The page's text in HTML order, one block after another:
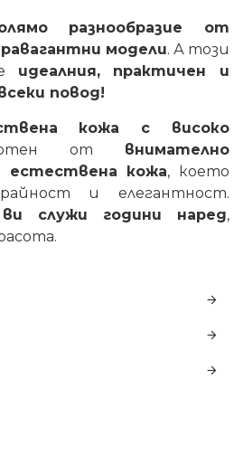
разнообразие от
модели. А този
идеалния, практичен и
повод!
кожа с високо
от внимателно
естествена кожа, което
и елегантност.
служи години наред,